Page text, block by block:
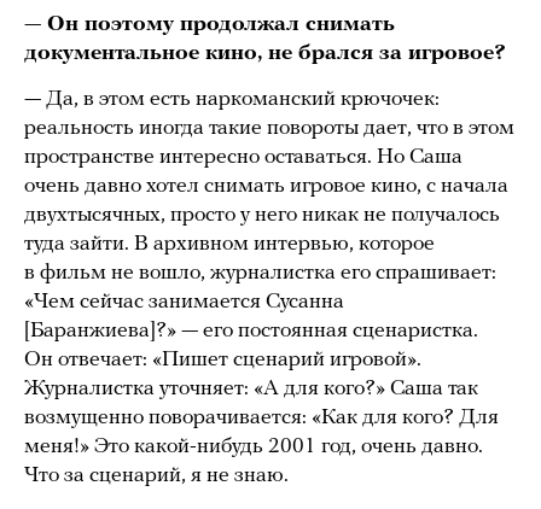
— Он поэтому продолжал снимать
документальное кино, не брался за игровое?
— Да, в этом есть наркоманский крючочек:
реальность иногда такие повороты дает, что в этом
пространстве интересно оставаться. Но Саша
очень давно хотел снимать игровое кино, с начала
двухтысячных, просто у него никак не получалось
туда зайти. В архивном интервью, которое
в фильм не вошло, журналистка его спрашивает:
«Чем сейчас занимается Сусанна
[Баранжиева]?» — его постоянная сценаристка.
Он отвечает: «Пишет сценарий игровой».
Журналистка уточняет: «А для кого?» Саша так
возмущенно поворачивается: «Как для кого? Для
меня!» Это какой-нибудь 2001 год, очень давно.
Что за сценарий, я не знаю.